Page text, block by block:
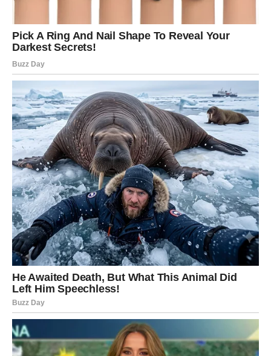
STRELAC
Ti danas želiš slobodu, ali i dubinu. Ako si u vezi, nemoj
izbegavati ozbiljan razgovor samo zato što ti deluje teško.
Slobodni Strelčevi mogu upoznati nekoga spontano, kroz
druženje ili izlazak. Energija je razigrana, ali postoji
potencijal za više.
JARAC
Subota ti donosi potrebu za stabilnošću i jasnim
planovima. Ako si u vezi, razgovor o budućnosti može
učvrstiti odnos.
Slobodni Jarčevi mogu upoznati osobu koja deluje
ozbiljno i pouzdano. Ovo nije prolazna priča – može imati
dugoročan potencijal.